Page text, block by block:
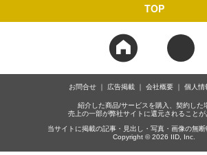
TOP
お問合せ 広告掲載 会社概要 個人情
紹介した商品/サービスを購入、契約した
売上の一部が弊社サイトに還元されることが
当サイトに掲載の記事・見出し・写真・画像の無断
Copyright © 2026 IID, Inc.